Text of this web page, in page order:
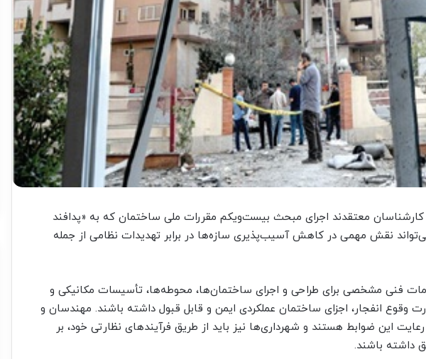
کارشناسان معتقدند اجرای مبحث بیست‌ویکم مقررات ملی ساختمان که به «پدافند
نقش مهمی در کاهش آسیب‌پذیری سازه‌ها در برابر تهدیدات نظامی از جمله
فنی مشخصی برای طراحی و اجرای ساختمان‌ها، محوطه‌ها، تأسیسات مکانیکی و
وقوع انفجار، اجزای ساختمان عملکردی ایمن و قابل قبول داشته باشند. مهندسان و
این ضوابط هستند و شهرداری‌ها نیز باید از طریق فرآیندهای نظارتی خود، بر
داشته باشند.